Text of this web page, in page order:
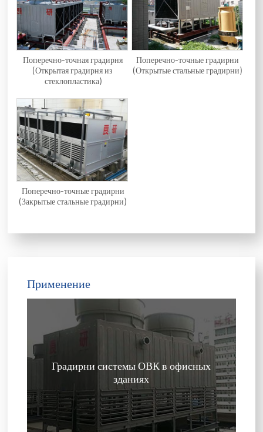
Поперечно-точная градирня
(Открытая градирня из
стеклопластика)
Поперечно-точные градирни
(Открытые стальные градирни)
Поперечно-точные градирни
(Закрытые стальные градирни)
Применение
Градирни системы ОВК в офисных
зданиях